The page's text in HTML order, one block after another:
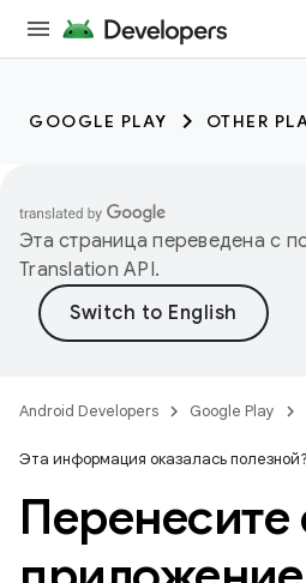
GOOGLE PLAY OTHER
Эта страница переведена с
Translation API.
Android Developers Google Play
Эта информация оказалась полезной?
Перенесите